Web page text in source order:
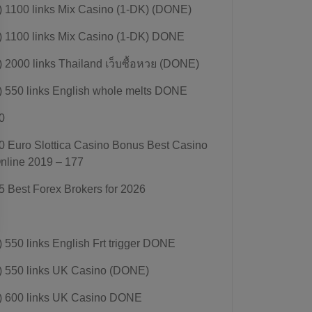
1100 links Mix Casino (1-DK) (DONE)
1100 links Mix Casino (1-DK) DONE
2000 links Thailand เว็บซื้อหวย (DONE)
550 links English whole melts DONE
Euro Slottica Casino Bonus Best Casino
2019 – 177
Best Forex Brokers for 2026
550 links English Frt trigger DONE
550 links UK Casino (DONE)
600 links UK Casino DONE